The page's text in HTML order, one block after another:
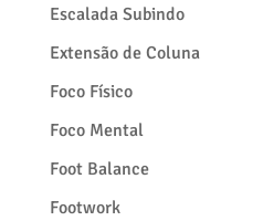
Escalada Subindo
Extensão de Coluna
Foco Físico
Foco Mental
Foot Balance
Footwork